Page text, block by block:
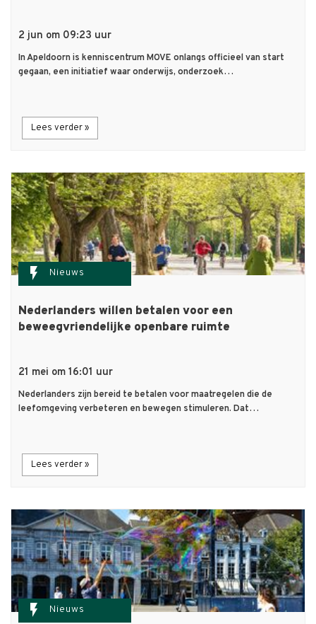
2 jun om 09:23 uur
In Apeldoorn is kenniscentrum MOVE onlangs officieel van start
gegaan, een initiatief waar onderwijs, onderzoek…
Lees verder »
flash_on Nieuws
Nederlanders willen betalen voor een
beweegvriendelijke openbare ruimte
21 mei om 16:01 uur
Nederlanders zijn bereid te betalen voor maatregelen die de
leefomgeving verbeteren en bewegen stimuleren. Dat…
Lees verder »
flash_on Nieuws